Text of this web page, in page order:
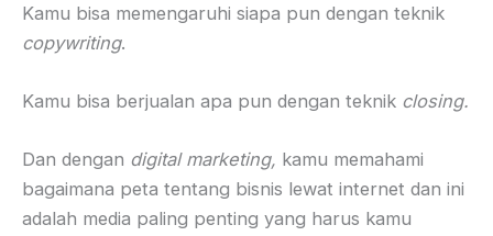
Kamu bisa memengaruhi siapa pun dengan teknik
copywriting.
Kamu bisa berjualan apa pun dengan teknik closing.
Dan dengan digital marketing, kamu memahami
bagaimana peta tentang bisnis lewat internet dan ini
adalah media paling penting yang harus kamu